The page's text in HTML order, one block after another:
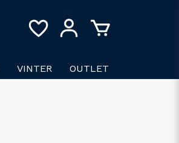
VINTER OUTLET